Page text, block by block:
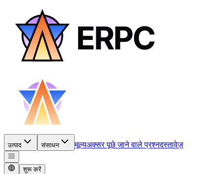
उत्पाद संसाधन मूल्यअक्सर पूछे जाने वाले प्रश्नदस्तावेज़
शुरू करें